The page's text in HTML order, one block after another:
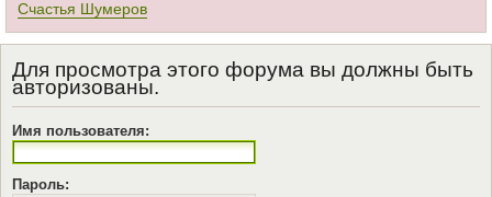
Счастья Шумеров
Для просмотра этого форума вы должны быть
авторизованы.
Имя пользователя:
Пароль: